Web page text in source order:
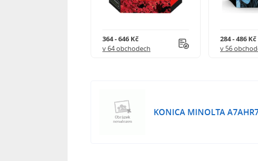
364 - 646 Kč
v 64 obchodech
284 - 486 Kč
v 56
KONICA MINOLTA